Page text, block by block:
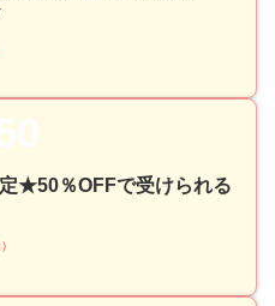
★50％OFFで受けられる